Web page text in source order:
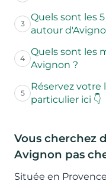
3
Quels sont les
autour
4
Quels sont les
Avignon ?
5
Réservez votre
particulier ici 👇
Vous cherchez
Avignon pas
Située en